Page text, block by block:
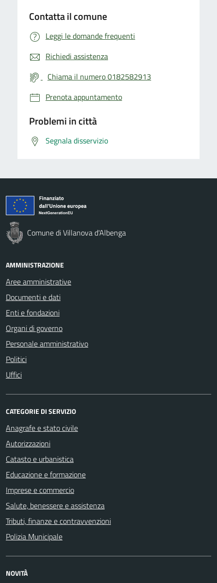
Contatta il comune
Leggi le domande frequenti
Richiedi assistenza
Chiama il numero 0182582913
Prenota appuntamento
Problemi in città
Segnala disservizio
Comune di Villanova d'Albenga
AMMINISTRAZIONE
Aree amministrative
Documenti e dati
Enti e fondazioni
Organi di governo
Personale amministrativo
Politici
Uffici
CATEGORIE DI SERVIZIO
Anagrafe e stato civile
Autorizzazioni
Catasto e urbanistica
Educazione e formazione
Imprese e commercio
Salute, benessere e assistenza
Tributi, finanze e contravvenzioni
Polizia Municipale
NOVITÀ